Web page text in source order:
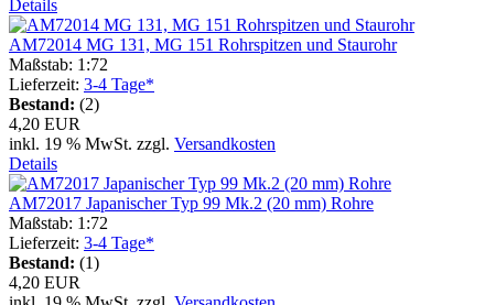
Details
AM72014 MG 131, MG 151 Rohrspitzen und Staurohr
Maßstab: 1:72
Lieferzeit: 3-4 Tage*
Bestand: (2)
4,20 EUR
inkl. 19 % MwSt. zzgl. Versandkosten
Details
AM72017 Japanischer Typ 99 Mk.2 (20 mm) Rohre
Maßstab: 1:72
Lieferzeit: 3-4 Tage*
Bestand: (1)
4,20 EUR